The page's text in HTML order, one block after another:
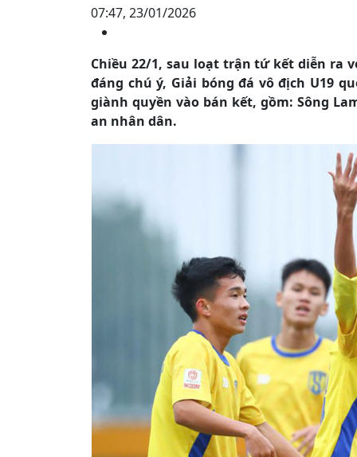
07:47, 23/01/2026
Chiều 22/1, sau loạt trận tứ kết diễn ra
đáng chú ý, Giải bóng đá vô địch U19
giành quyền vào bán kết, gồm: Sông
an nhân dân.